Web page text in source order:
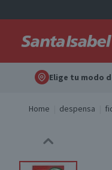
Elige tu modo
Home despensa